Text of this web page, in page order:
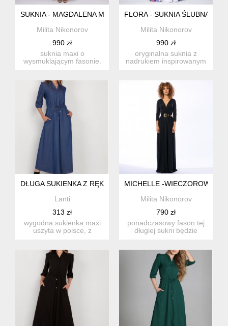
SUKNIA - MAGDALENA MAXI BLOOM
Milita Nikonorov
990 zł
suknia maxi o
wysmuklającym fasonie.
FLORA - SUKNIA ŚLUBNA W
Milita Nikonorov
990 zł
oryginalna suknia z
nadrukiem inspirowanym
DŁUGA SUKIENKA Z RĘKAWEM 3/4 I TROCZKIEM - SUK205
Lanti
313 zł
wygodna sukienka maxi
uszyta w polsce, z
MICHELLE -WIECZOROWA
Milita Nikonorov
790 zł
ponadczasowy fason tej
długiej sukni będzie